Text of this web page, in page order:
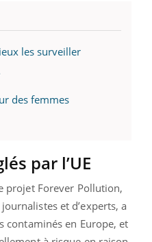
les surveiller
des femmes
par l’UE
projet Forever Pollution,
et d’experts, a
contaminés en Europe, et